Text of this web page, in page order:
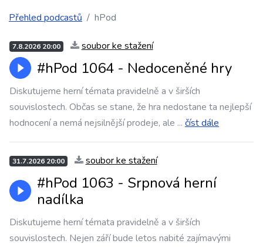
Přehled podcastů hPod
7.8.2026 20:00 soubor ke stažení
#hPod 1064 - Nedoceněné hry
Diskutujeme herní témata pravidelně a v širších
souvislostech. Občas se stane, že hra nedostane ta nejlepší
hodnocení a nemá nejsilnější prodeje, ale ... číst dále
31.7.2026 20:00 soubor ke stažení
#hPod 1063 - Srpnová herní
nadílka
Diskutujeme herní témata pravidelně a v širších
souvislostech. Nejen září bude letos nabité zajímavými